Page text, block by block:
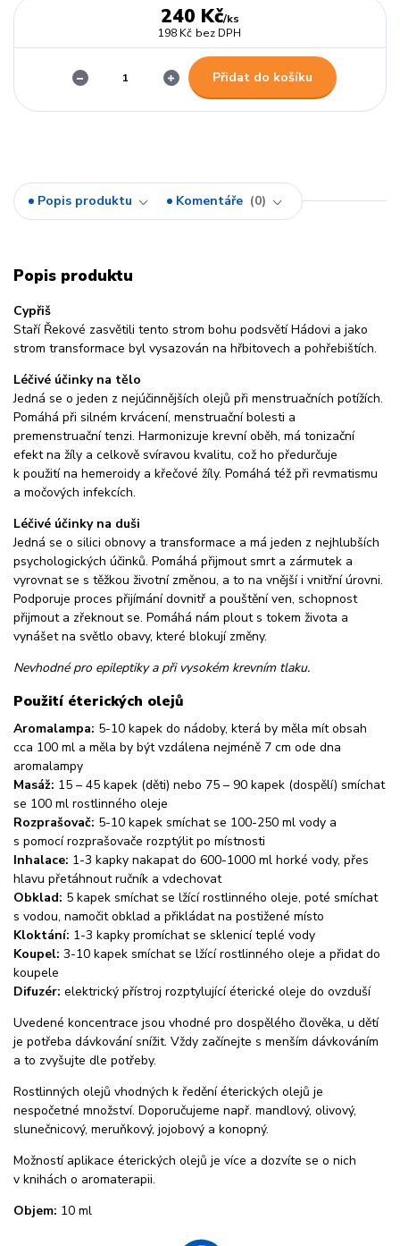
240 Kč/ks
198 Kč bez DPH
Přidat do košíku
Popis produktu Komentáře 0
Popis produktu
Cypřiš
Staří Řekové zasvětili tento strom bohu podsvětí Hádovi a jako
strom transformace byl vysazován na hřbitovech a pohřebištích.
Léčivé účinky na tělo
Jedná se o jeden z nejúčinnějších olejů při menstruačních potížích.
Pomáhá při silném krvácení, menstruační bolesti a
premenstruační tenzi. Harmonizuje krevní oběh, má tonizační
efekt na žíly a celkově svíravou kvalitu, což ho předurčuje
k použití na hemeroidy a křečové žíly. Pomáhá též při revmatismu
a močových infekcích.
Léčivé účinky na duši
Jedná se o silici obnovy a transformace a má jeden z nejhlubších
psychologických účinků. Pomáhá přijmout smrt a zármutek a
vyrovnat se s těžkou životní změnou, a to na vnější i vnitřní úrovni.
Podporuje proces přijímání dovnitř a pouštění ven, schopnost
přijmout a zřeknout se. Pomáhá nám plout s tokem života a
vynášet na světlo obavy, které blokují změny.
Nevhodné pro epileptiky a při vysokém krevním tlaku.
Použití éterických olejů
Aromalampa: 5-10 kapek do nádoby, která by měla mít obsah
cca 100 ml a měla by být vzdálena nejméně 7 cm ode dna
aromalampy
Masáž: 15 – 45 kapek (děti) nebo 75 – 90 kapek (dospělí) smíchat
se 100 ml rostlinného oleje
Rozprašovač: 5-10 kapek smíchat se 100-250 ml vody a
s pomocí rozprašovače rozptýlit po místnosti
Inhalace: 1-3 kapky nakapat do 600-1000 ml horké vody, přes
hlavu přetáhnout ručník a vdechovat
Obklad: 5 kapek smíchat se lžící rostlinného oleje, poté smíchat
s vodou, namočit obklad a přikládat na postižené místo
Kloktání: 1-3 kapky promíchat se sklenicí teplé vody
Koupel: 3-10 kapek smíchat se lžící rostlinného oleje a přidat do
koupele
Difuzér: elektrický přístroj rozptylující éterické oleje do ovzduší
Uvedené koncentrace jsou vhodné pro dospělého člověka, u dětí
je potřeba dávkování snížit. Vždy začínejte s menším dávkováním
a to zvyšujte dle potřeby.
Rostlinných olejů vhodných k ředění éterických olejů je
nespočetné množství. Doporučujeme např. mandlový, olivový,
slunečnicový, meruňkový, jojobový a konopný.
Možností aplikace éterických olejů je více a dozvíte se o nich
v knihách o aromaterapii.
Objem: 10 ml